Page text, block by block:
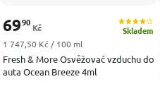
Fresh & More Osvěžovač vzduchu do
auta Ocean Breeze 4ml
Skladem
6990
Kč
Měrná cena:
1 747,50 Kč / 100 ml